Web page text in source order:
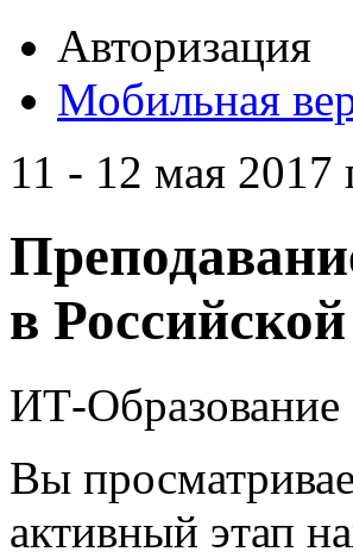
Авторизация
Мобильная
11 - 12 мая 2017
в
ИТ-Образование
Вы
активный этап